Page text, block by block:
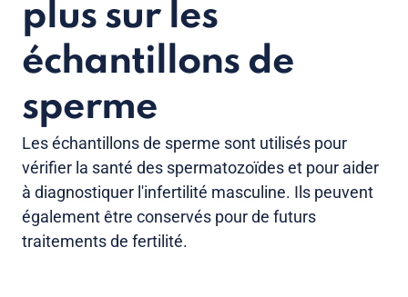
plus sur les
échantillons de
sperme
Les échantillons de sperme sont utilisés pour
vérifier la santé des spermatozoïdes et pour aider
à diagnostiquer l'infertilité masculine. Ils peuvent
également être conservés pour de futurs
traitements de fertilité.